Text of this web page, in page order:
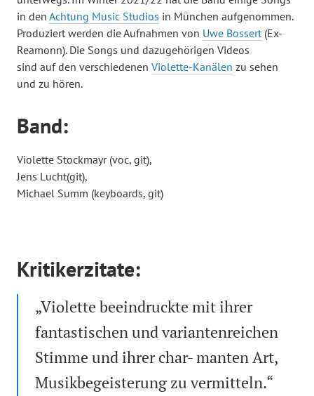
in den Achtung Music Studios in München aufgenommen.
Produziert werden die Aufnahmen von Uwe Bossert (Ex-
Reamonn). Die Songs und dazugehörigen Videos
sind auf den verschiedenen Violette-Kanälen zu sehen
und zu hören.
Band:
Violette Stockmayr (voc, git),
Jens Lucht(git),
Michael Summ (keyboards, git)
Kritikerzitate:
„Violette beeindruckte mit ihrer
fantastischen und variantenreichen
Stimme und ihrer char- manten Art,
Musikbegeisterung zu vermitteln.“